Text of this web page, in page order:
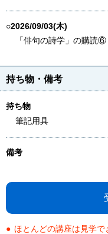
○2026/09/03(木)
「俳句の詩学」の購読⑥
持ち物・備考
持ち物
筆記用具
備考
ほとんどの講座は見学で